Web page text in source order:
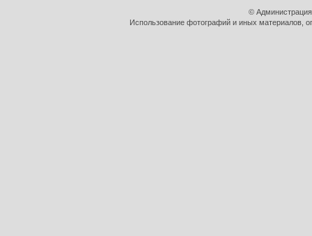
©
Использование фотографий и иных материалов,